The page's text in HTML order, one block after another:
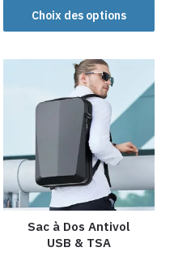
Choix des options
produit
a
variations.
Les
options
peuvent
être
choisies
sur
la
page
du
Sac à Dos Antivol
USB & TSA